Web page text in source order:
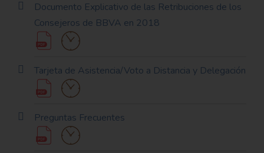
Documento Explicativo de las Retribuciones de los
Consejeros de BBVA en 2018
Tarjeta de Asistencia/Voto a Distancia y Delegación
Preguntas Frecuentes